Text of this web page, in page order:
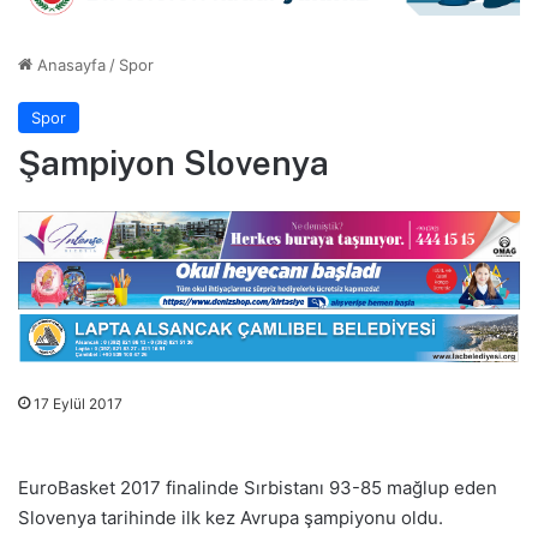
Anasayfa / Spor
Spor
Şampiyon Slovenya
17 Eylül 2017
EuroBasket 2017 finalinde Sırbistanı 93-85 mağlup eden
Slovenya tarihinde ilk kez Avrupa şampiyonu oldu.